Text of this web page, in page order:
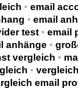
• email
• email
test • email
anhänge •
vergleich •
•
email